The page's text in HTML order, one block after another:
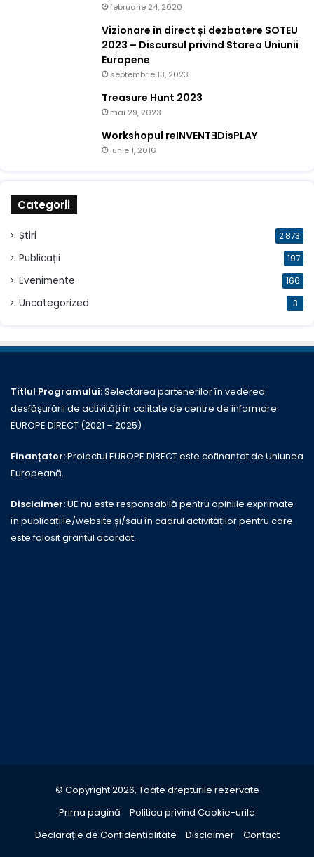
februarie 24, 2020
Vizionare în direct și dezbatere SOTEU
2023 – Discursul privind Starea Uniunii
Europene
septembrie 13, 2023
Treasure Hunt 2023
mai 29, 2023
Workshopul reINVENTƎDisPLAY
iunie 1, 2016
Categorii
Știri 2.873
Publicații 197
Evenimente 166
Uncategorized 3
Titlul Programului:Selectarea partenerilor în vederea
desfășurării de activități în calitate de centre de informare
EUROPE DIRECT (2021 – 2025)
Finanțator:Proiectul EUROPE DIRECT este cofinanțat de Uniunea
Europeană.
Disclaimer:UE nu este responsabilă pentru opiniile exprimate
în publicațiile/website și/sau în cadrul activităților pentru care
este folosit grantul acordat.
© Copyright 2026, Toate drepturile rezervate
Prima pagină
Politica privind Cookie-urile
Declarație de Confidențialitate
Disclaimer Contact